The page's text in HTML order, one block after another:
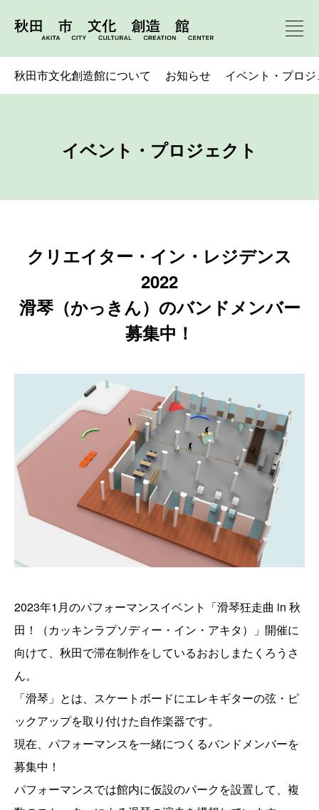
秋田市文化創造館について お知らせ イベント・プロ
イベント・プロジェクト
クリエイター・イン・レジデンス
2022
滑琴（かっきん）のバンドメンバー
募集中！
2023年1月のパフォーマンスイベント「滑琴狂走曲 in 秋
田！（カッキンラプソディー・イン・アキタ）」開催に
向けて、秋田で滞在制作をしているおおしまたくろうさ
ん。
「滑琴」とは、スケートボードにエレキギターの弦・ピ
ックアップを取り付けた自作楽器です。
現在、パフォーマンスを一緒につくるバンドメンバーを
募集中！
パフォーマンスでは館内に仮設のパークを設置して、複